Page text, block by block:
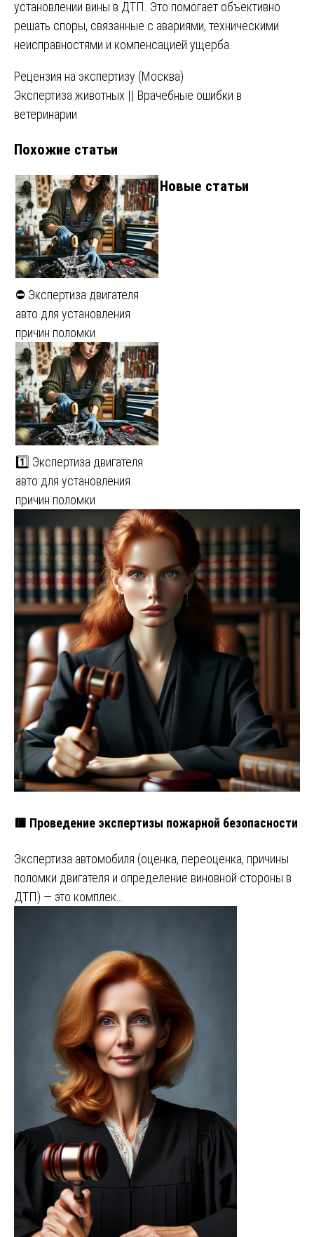
установлении вины в ДТП. Это помогает объективно
решать споры, связанные с авариями, техническими
неисправностями и компенсацией ущерба.
Навигация
по
Рецензия на экспертизу (Москва)
Экспертиза животных || Врачебные ошибки в
ветеринарии
Похожие статьи
⛔ Экспертиза двигателя
авто для установления
причин поломки
1️⃣ Экспертиза двигателя
авто для установления
причин поломки
Новые статьи
🟥 Проведение экспертизы пожарной безопасности
Экспертиза автомобиля (оценка, переоценка, причины
поломки двигателя и определение виновной стороны в
ДТП) — это комплек…